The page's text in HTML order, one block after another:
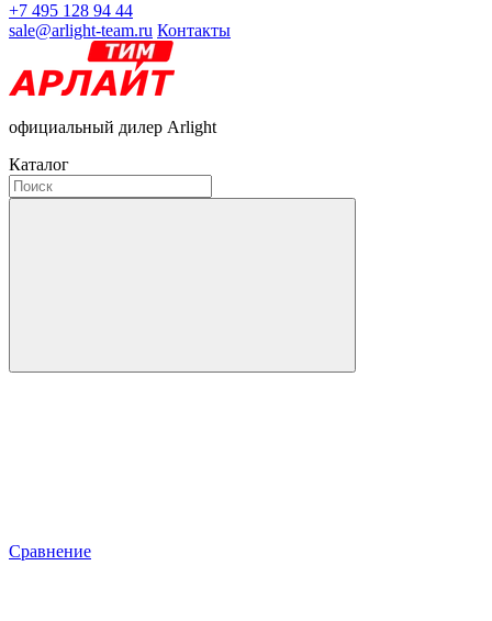
+7 495 128 94 44
sale@arlight-team.ru Контакты
официальный дилер Arlight
Каталог
Сравнение